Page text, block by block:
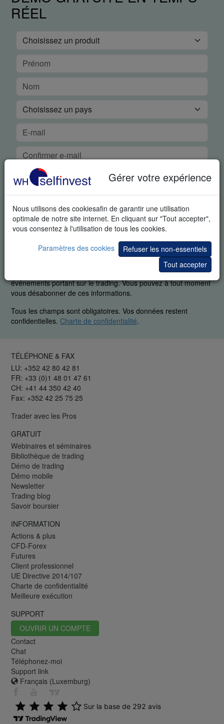
Gérer votre expérience
Nous utilisons des cookiesafin de garantir une utilisation
optimale de notre site internet. En cliquant sur "Tout accepter",
vous consentez à l'utilisation de tous les cookies.
Paramètres des cookies
Refuser les non-essentiels
Tout accepter
RÉEL
DÉMO GRATUITE EN TEMPS RÉEL
En demandant cet article vous reconnaissez spécifiquement
que nous pouvons vous envoyer des informations
supplémentaires sur le trading et des invitations à des
événements portant sur le trading. Vous pouvez à tout moment
vous désabonner de ces informations.
Tous les champs sont obligatoires. Vos données restent
confidentielles. Charte de confidentialité.
TÉLÉPHONE & FAX
LU: +352 42 80 42 81
FR: +33 (0)1 48 01 47 61
CH: +41 44 350 42 40
Fax: +352 42 25 75 25
Trader avec les Pros
GRATUIT
Webinaires et séminaires
Bibliothèque de trading
Démo de trading
Démo mobile
Newsletter
Trading blog
Savoir boursier
INFORMATION
Actions & plus
CFD-Forex
Futures
Client professionnel
UE Directive 2014/107
Charte de confidentialité
Meilleure exécution
SUPPORT
OUVRIR UN COMPTE
Contact
Chat
Téléphonez-moi
Support link
Français (Luxemburg)